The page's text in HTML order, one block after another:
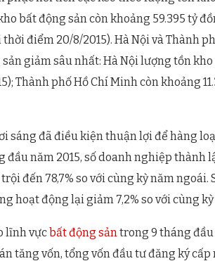
bất động sản còn khoảng 59.395 tỷ
điểm 20/8/2015). Hà Nội và Thành
giảm sâu nhất: Hà Nội lượng tồn
Thành phố Hồ Chí Minh còn khoảng
sáng đã điều kiện thuận lợi để hàng
đầu năm 2015, số doanh nghiệp
đến 78,7% so với cùng kỳ năm
hoạt động lại giảm 7,2% so với cùng
lĩnh vựcbất động sảntrong 9 tháng đầu
tăng vốn, tổng vốn đầu tư đăng ký cấp